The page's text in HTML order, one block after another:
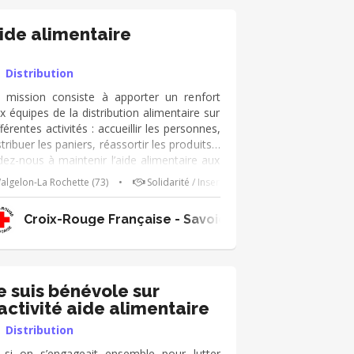
les paniers, réassortir les produits…
nous à maintenir l’aide alimentaire aux
alimentaire
Distribution
mission consiste à apporter un renfort
équipes de la distribution alimentaire sur
activités : accueillir les personnes,
les paniers, réassortir les produits…
nous à maintenir l’aide alimentaire aux
vulnérables !
La Rochette (73) • Solidarité / Insertion
Croix-Rouge Française - Savoie
suis bénévole sur
aide alimentaire
Distribution